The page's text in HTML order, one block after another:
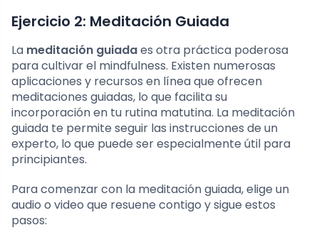
Ejercicio 2: Meditación Guiada
La meditación guiadaes otra práctica poderosa
para cultivar el mindfulness. Existen numerosas
aplicaciones y recursos en línea que ofrecen
meditaciones guiadas, lo que facilita su
incorporación en tu rutina matutina. La meditación
guiada te permite seguir las instrucciones de un
experto, lo que puede ser especialmente útil para
principiantes.
Para comenzar con la meditación guiada, elige un
audio o video que resuene contigo y sigue estos
pasos: